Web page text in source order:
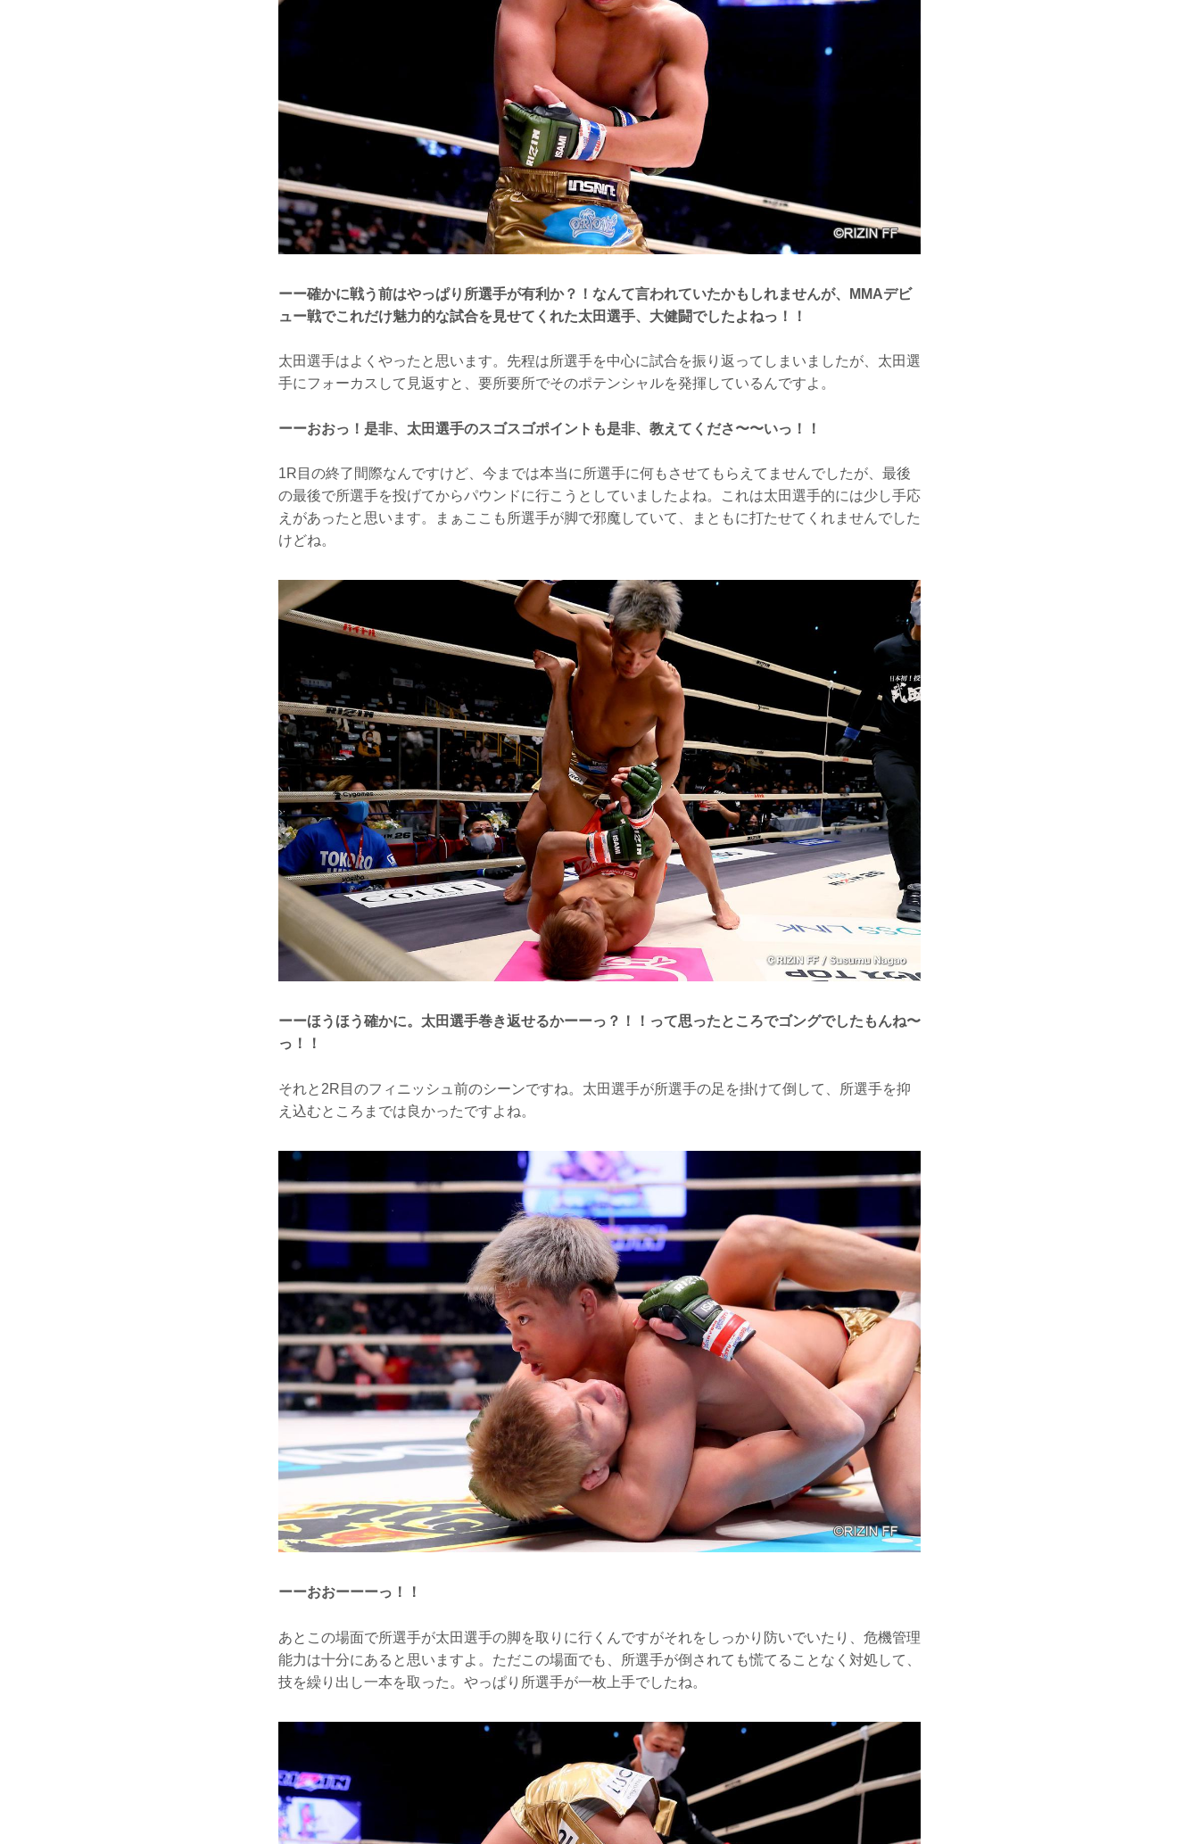
ーー確かに戦う前はやっぱり所選手が有利か？！なんて言われていたかもしれませんが、MMAデビ
ュー戦でこれだけ魅力的な試合を見せてくれた太田選手、大健闘でしたよねっ！！
太田選手はよくやったと思います。先程は所選手を中心に試合を振り返ってしまいましたが、太田選
手にフォーカスして見返すと、要所要所でそのポテンシャルを発揮しているんですよ。
ーーおおっ！是非、太田選手のスゴスゴポイントも是非、教えてくださ〜〜いっ！！
1R目の終了間際なんですけど、今までは本当に所選手に何もさせてもらえてませんでしたが、最後
の最後で所選手を投げてからパウンドに行こうとしていましたよね。これは太田選手的には少し手応
えがあったと思います。まぁここも所選手が脚で邪魔していて、まともに打たせてくれませんでした
けどね。
ーーほうほう確かに。太田選手巻き返せるかーーっ？！！って思ったところでゴングでしたもんね〜
っ！！
それと2R目のフィニッシュ前のシーンですね。太田選手が所選手の足を掛けて倒して、所選手を抑
え込むところまでは良かったですよね。
ーーおおーーーっ！！
あとこの場面で所選手が太田選手の脚を取りに行くんですがそれをしっかり防いでいたり、危機管理
能力は十分にあると思いますよ。ただこの場面でも、所選手が倒されても慌てることなく対処して、
技を繰り出し一本を取った。やっぱり所選手が一枚上手でしたね。